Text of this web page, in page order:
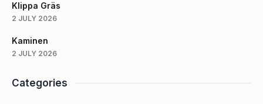
Klippa Gräs
2 JULY 2026
Kaminen
2 JULY 2026
Categories